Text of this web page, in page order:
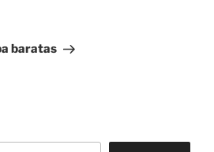
baratas